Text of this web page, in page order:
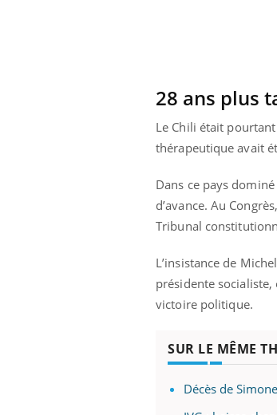
28 ans plus
Le Chili était
thérapeutique avait
Dans ce pays
d’avance. Au
Tribunal
L’insistance de
présidente
victoire politique.
SUR LE MÊME
Décès de
Eczéma Chronique des
préparer pour l’été !Youtube
rythme de vie ! Vacances, plage,
soleil, activités en plein air…